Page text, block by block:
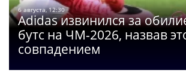
6 августа, 12:30
Adidas извинился за
бутс на ЧМ-2026, назвав
совпадением